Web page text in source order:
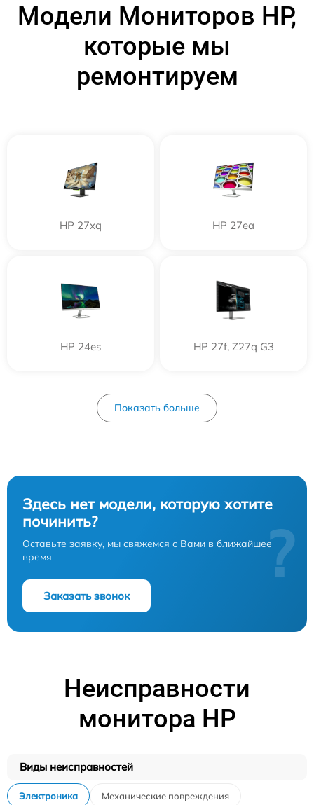
Модели Мониторов HP,
которые мы
ремонтируем
HP 27xq HP 27ea
HP 24es HP 27f, Z27q G3
Показать больше
Здесь нет модели, которую хотите
починить?
Оставьте заявку, мы свяжемся с Вами в ближайшее
время
Заказать звонок
?
Неисправности
монитора HP
Виды неисправностей
Электроника Механические повреждения